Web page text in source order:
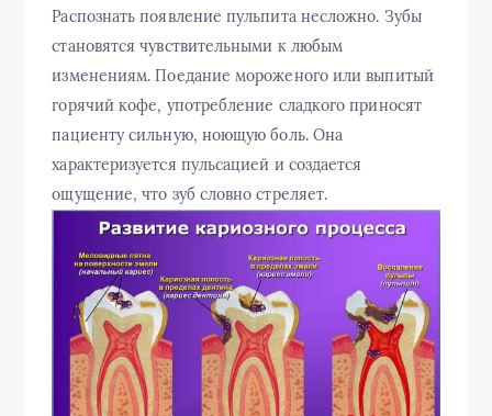
Распознать появление пульпита несложно. Зубы
становятся чувствительными к любым
изменениям. Поедание мороженого или выпитый
горячий кофе, употребление сладкого приносят
пациенту сильную, ноющую боль. Она
характеризуется пульсацией и создается
ощущение, что зуб словно стреляет.